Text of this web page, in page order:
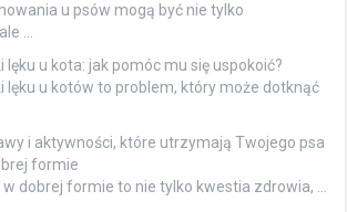
u psów mogą być nie tylko
…
lęku u kota: jak pomóc mu się uspokoić?
lęku u kotów to problem, który może dotknąć
i aktywności, które utrzymają Twojego psa
formie
dobrej formie to nie tylko kwestia zdrowia, …